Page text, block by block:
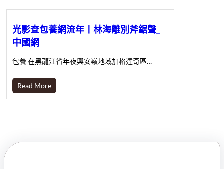
光影查包養網流年丨林海離別斧鋸聲_
中國網
包養 在黑龍江省年夜興安嶺地域加格達奇區…
Read More